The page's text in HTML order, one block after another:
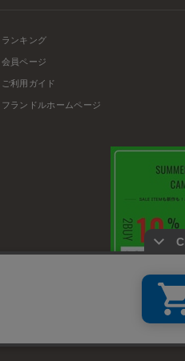
ランキング
会員ページ
ご利用ガイド
フランドルホームページ